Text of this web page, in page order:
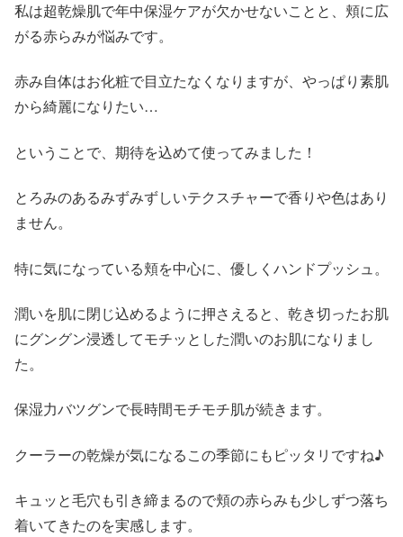
私は超乾燥肌で年中保湿ケアが欠かせないことと、頬に広
がる赤らみが悩みです。
赤み自体はお化粧で目立たなくなりますが、やっぱり素肌
から綺麗になりたい…
ということで、期待を込めて使ってみました！
とろみのあるみずみずしいテクスチャーで香りや色はあり
ません。
特に気になっている頬を中心に、優しくハンドプッシュ。
潤いを肌に閉じ込めるように押さえると、乾き切ったお肌
にグングン浸透してモチッとした潤いのお肌になりまし
た。
保湿力バツグンで長時間モチモチ肌が続きます。
クーラーの乾燥が気になるこの季節にもピッタリですね♪
キュッと毛穴も引き締まるので頬の赤らみも少しずつ落ち
着いてきたのを実感します。